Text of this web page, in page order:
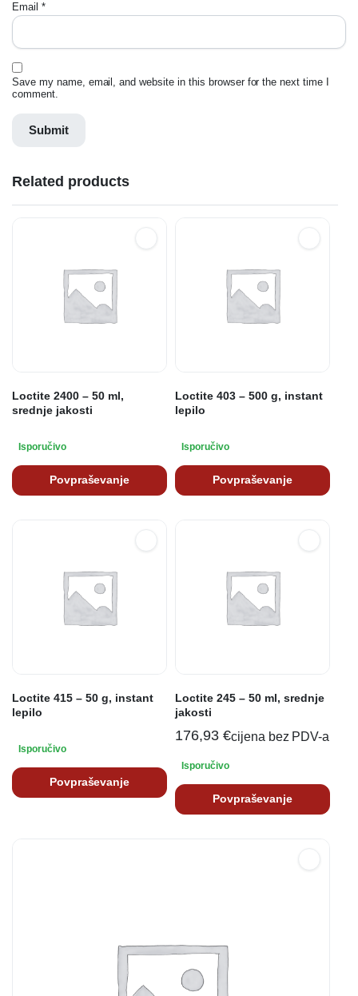
Email *
Save my name, email, and website in this browser for the next time I
comment.
Related products
Loctite 2400 – 50 ml,
srednje jakosti
Isporučivo
Povpraševanje
Loctite 403 – 500 g, instant
lepilo
Isporučivo
Povpraševanje
Loctite 415 – 50 g, instant
lepilo
Isporučivo
Povpraševanje
Loctite 245 – 50 ml, srednje
jakosti
176,93 €cijena bez PDV-a
Isporučivo
Povpraševanje